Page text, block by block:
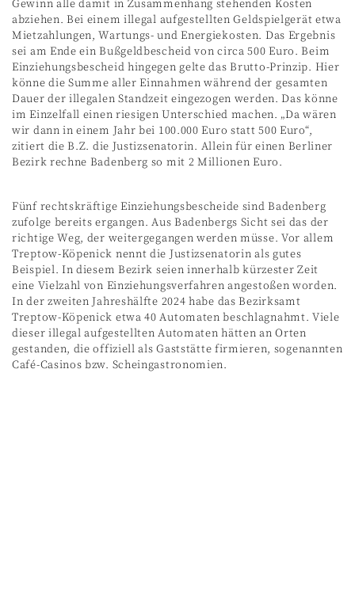
Gewinn alle damit in Zusammenhang stehenden Kosten
abziehen. Bei einem illegal aufgestellten Geldspielgerät etwa
Mietzahlungen, Wartungs- und Energiekosten. Das Ergebnis
sei am Ende ein Bußgeldbescheid von circa 500 Euro. Beim
Einziehungsbescheid hingegen gelte das Brutto-Prinzip. Hier
könne die Summe aller Einnahmen während der gesamten
Dauer der illegalen Standzeit eingezogen werden. Das könne
im Einzelfall einen riesigen Unterschied machen. „Da wären
wir dann in einem Jahr bei 100.000 Euro statt 500 Euro“,
zitiert die B.Z. die Justizsenatorin. Allein für einen Berliner
Bezirk rechne Badenberg so mit 2 Millionen Euro.
Fünf rechtskräftige Einziehungsbescheide sind Badenberg
zufolge bereits ergangen. Aus Badenbergs Sicht sei das der
richtige Weg, der weitergegangen werden müsse. Vor allem
Treptow-Köpenick nennt die Justizsenatorin als gutes
Beispiel. In diesem Bezirk seien innerhalb kürzester Zeit
eine Vielzahl von Einziehungsverfahren angestoßen worden.
In der zweiten Jahreshälfte 2024 habe das Bezirksamt
Treptow-Köpenick etwa 40 Automaten beschlagnahmt. Viele
dieser illegal aufgestellten Automaten hätten an Orten
gestanden, die offiziell als Gaststätte firmieren, sogenannten
Café-Casinos bzw. Scheingastronomien.